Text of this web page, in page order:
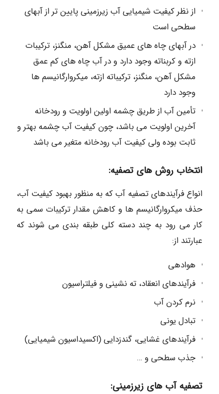
از نظر کیفیت شیمیایی آب زیرزمینی پایین تر از آبهای
سطحی است
در آبهای چاه های عمیق مشکل آهن، منگنز، ترکیبات
ازته و کربناته وجود دارد و در آب چاه های کم عمق
مشکل آهن، منگنز، ترکیباته ازته، میکروارگانیسم ها
وجود دارد
تأمین آب از طریق چشمه اولین اولویت و رودخانه
آخرین اولویت می باشد، چون کیفیت آب چشمه بهتر و
ثابت بوده ولی کیفیت آب رودخانه متغیر می باشد
انتخاب روش های تصفیه:
انواع فرآیندهای تصفیه آب که به منظور بهبود کیفیت آب،
حذف میکروارگانیسم ها و کاهش مقدار ترکیبات سمی به
کار می رود به چند دسته کلی طبقه بندی می شوند که
عبارتند از:
هوادهی
فرآیندهای انعقاد، ته نشینی و فیلتراسیون
نرم کردن آب
تبادل یونی
فرآیندهای غشایی، گندزدایی (اکسیداسیون شیمیایی)
جذب سطحی و …
تصفیه آب های زیرزمینی: